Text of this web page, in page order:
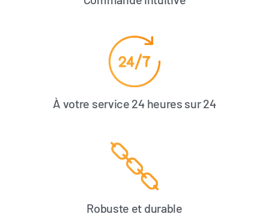
À votre service 24 heures sur 24
Robuste et durable